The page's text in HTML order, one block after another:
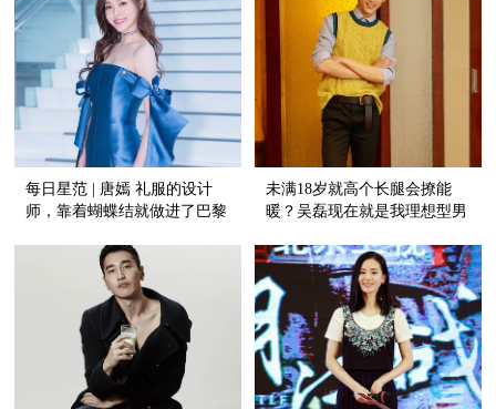
每日星范 | 唐嫣 礼服的设计
师，靠着蝴蝶结就做进了巴黎
未满18岁就高个长腿会撩能
暖？吴磊现在就是我理想型男